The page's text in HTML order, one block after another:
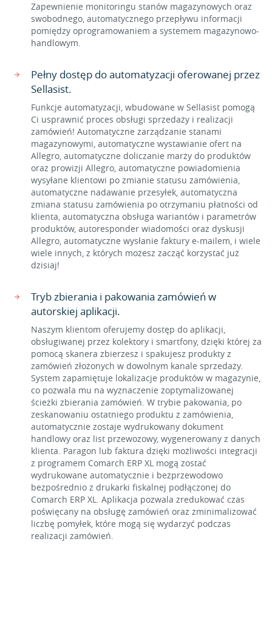
Zapewnienie monitoringu stanów magazynowych oraz
swobodnego, automatycznego przepływu informacji
pomiędzy oprogramowaniem a systemem magazynowo-
handlowym.
Pełny dostęp do automatyzacji oferowanej przez
Sellasist.
Funkcje automatyzacji, wbudowane w Sellasist pomogą
Ci usprawnić proces obsługi sprzedaży i realizacji
zamówień! Automatyczne zarządzanie stanami
magazynowymi, automatyczne wystawianie ofert na
Allegro, automatyczne doliczanie marży do produktów
oraz prowizji Allegro, automatyczne powiadomienia
wysyłane klientowi po zmianie statusu zamówienia,
automatyczne nadawanie przesyłek, automatyczna
zmiana statusu zamówienia po otrzymaniu płatności od
klienta, automatyczna obsługa wariantów i parametrów
produktów, autoresponder wiadomości oraz dyskusji
Allegro, automatyczne wysłanie faktury e-mailem, i wiele
wiele innych, z których możesz zacząć korzystać już
dzisiaj!
Tryb zbierania i pakowania zamówień w
autorskiej aplikacji.
Naszym klientom oferujemy dostęp do aplikacji,
obsługiwanej przez kolektory i smartfony, dzięki której za
pomocą skanera zbierzesz i spakujesz produkty z
zamówień złożonych w dowolnym kanale sprzedaży.
System zapamiętuje lokalizacje produktów w magazynie,
co pozwala mu na wyznaczenie zoptymalizowanej
ścieżki zbierania zamówień. W trybie pakowania, po
zeskanowaniu ostatniego produktu z zamówienia,
automatycznie zostaje wydrukowany dokument
handlowy oraz list przewozowy, wygenerowany z danych
klienta. Paragon lub faktura dzięki możliwości integracji
z programem Comarch ERP XL mogą zostać
wydrukowane automatycznie i bezprzewodowo
bezpośrednio z drukarki fiskalnej podłączonej do
Comarch ERP XL. Aplikacja pozwala zredukować czas
poświęcany na obsługę zamówień oraz zminimalizować
liczbę pomyłek, które mogą się wydarzyć podczas
realizacji zamówień.